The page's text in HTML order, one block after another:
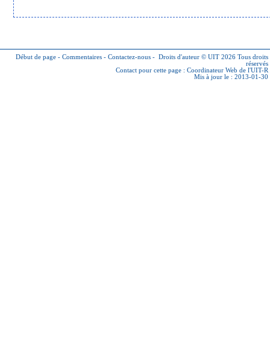
Début de page - Commentaires - Contactez-nous - Droits d'auteur © UIT 2026 Tous droits
réservés
Contact pour cette page : Coordinateur Web de l'UIT-R
Mis à jour le : 2013-01-30